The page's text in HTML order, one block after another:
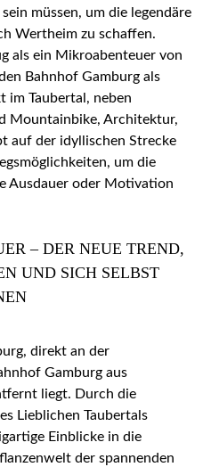
müssen, um die legendäre
Wertheim zu schaffen.
als ein Mikroabenteuer von
Bahnhof Gamburg als
im Taubertal, neben
Mountainbike, Architektur,
auf der idyllischen Strecke
um die
Ausdauer oder Motivation
– DER NEUE TREND,
UND SICH SELBST
direkt an der
Gamburg aus
liegt. Durch die
Lieblichen Taubertals
Einblicke in die
der spannenden